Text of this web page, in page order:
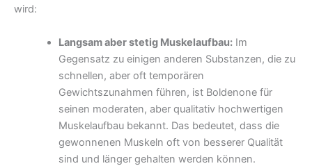
wird:
Langsam aber stetig Muskelaufbau:Im
Gegensatz zu einigen anderen Substanzen, die zu
schnellen, aber oft temporären
Gewichtszunahmen führen, ist Boldenone für
seinen moderaten, aber qualitativ hochwertigen
Muskelaufbau bekannt. Das bedeutet, dass die
gewonnenen Muskeln oft von besserer Qualität
sind und länger gehalten werden können.